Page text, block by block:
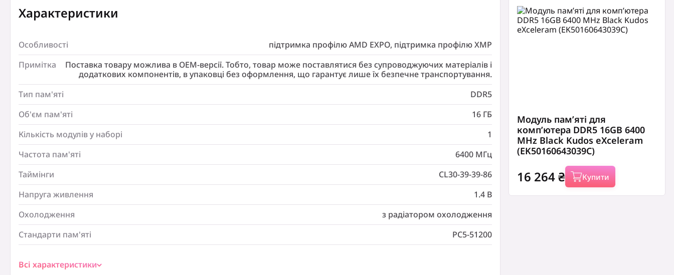
підтримка профілю XMP
Примітка:
Поставка товару можлива в ОЕМ-версії. Тобто, товар може поставлятися без супроводжуючих матеріалів і додаткових компонентів, в упаковці без
оформлення, що гарантує лише їх безпечне транспортування.
Тип пам’яті:
DDR5
Об’єм пам’яті:
16 ГБ
Кількість модулів у наборі:
1
Частота пам’яті:
6400 МГц
Таймінги:
CL30-39-39-86
Напруга живлення:
1.4 В
Охолодження:
з радіатором охолодження
PC5-51200
Характеристики
Особливості
підтримка профілю AMD EXPO, підтримка профілю XMP
Примітка
Поставка товару можлива в ОЕМ-версії. Тобто, товар може поставлятися без супроводжуючих матеріалів і
додаткових компонентів, в упаковці без оформлення, що гарантує лише їх безпечне транспортування.
Тип пам'яті
DDR5
Об'єм пам'яті
16 ГБ
Кількість модулів у наборі
1
Частота пам'яті
6400 МГц
Таймінги
CL30-39-39-86
Напруга живлення
1.4 В
Охолодження
з радіатором охолодження
Стандарти пам'яті
PC5-51200
Всі характеристики
Модуль пам’яті для
комп’ютера DDR5 16GB 6400
MHz Black Kudos eXceleram
(EK50160643039C)
16 264₴ Купити